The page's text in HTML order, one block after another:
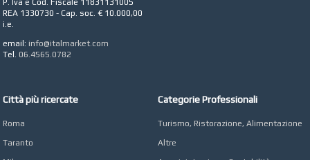
P. Iva e Cod. Fiscale 11831131005
REA 1330730 - Cap. soc. € 10.000,00
i.e.
email: info@italmarket.com
Tel. 06.4565.0782
Città più ricercate
Roma
Taranto
Categorie Professionali
Turismo, Ristorazione, Alimentazione
Altre